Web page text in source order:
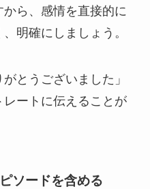
ら、感情を直接的に
明確にしましょう。
とうございました」
ートに伝えることが
ソードを含める